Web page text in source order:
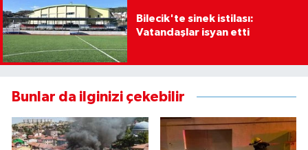
Bilecik'te sinek istilası:
Vatandaşlar isyan etti
Bunlar da ilginizi çekebilir